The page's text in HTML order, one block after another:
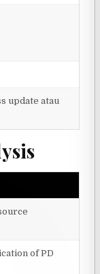
update atau
of PD